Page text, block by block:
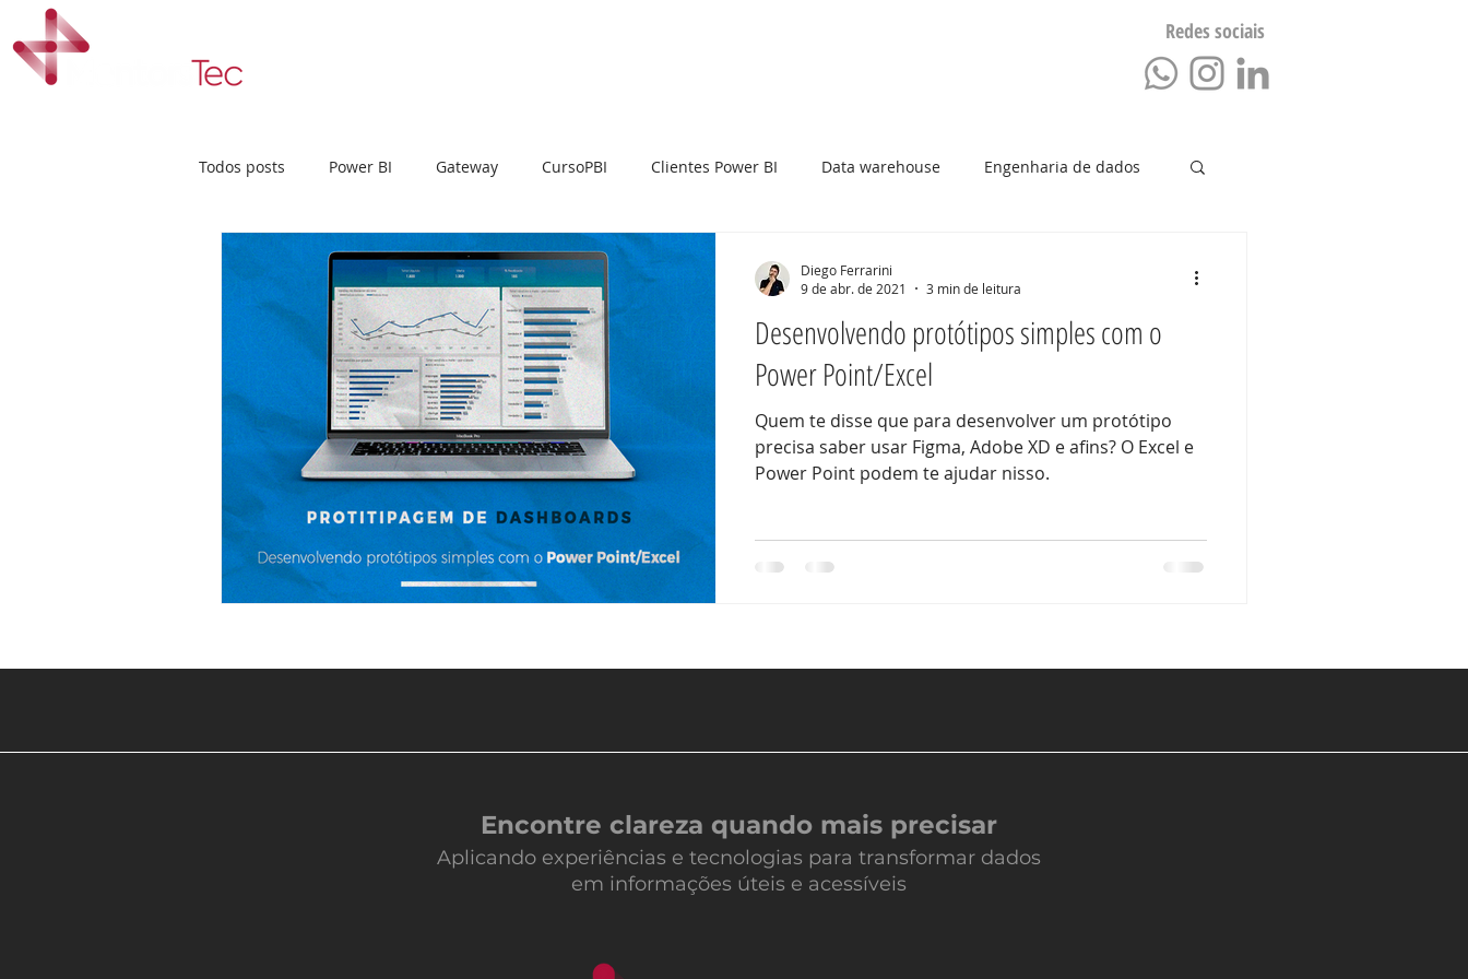
Redes sociais
Todos posts Power BI Gateway CursoPBI Clientes Power BI Data warehouse Engenharia de dados
Design Dashboard UI/UX Cultura Metodologias
Storytelling Real time Pentaho
Desenvolvendo protótipos simples com o
Power Point/Excel
Quem te disse que para desenvolver um protótipo
precisa saber usar Figma, Adobe XD e afins? O Excel e
Power Point podem te ajudar nisso.
Diego Ferrarini
9 de abr. de 2021
3 min de leitura
Encontre clareza quando mais precisar
Aplicando experiências e tecnologias para transformar dados
em informações úteis e acessíveis